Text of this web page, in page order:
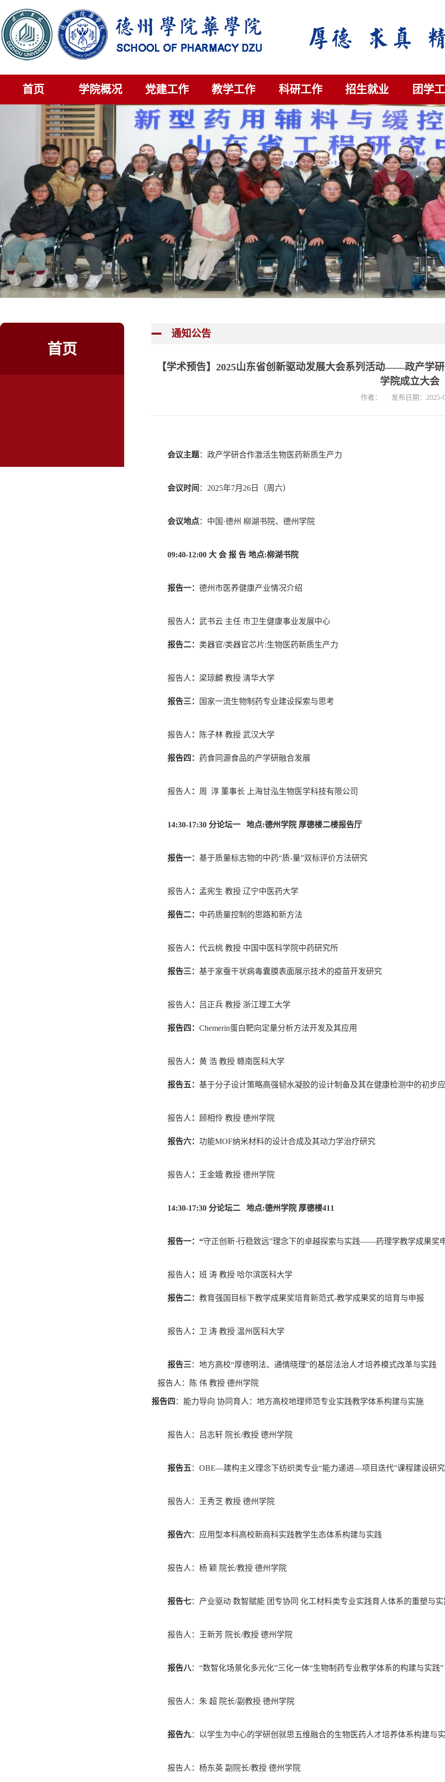
首页 学院概况 党建工作 教学工作 科研工作 招生就业 团学
首页
通知公告
【学术预告】2025山东省创新驱动发展大会系列活动——政产学
学院成立大会
作者： 发布日期：2025-
会议主题：政产学研合作激活生物医药新质生产力
会议时间 ： 2025年7月26日（周六）
会议地点：中国 ·德州 柳湖书院、 德州学院
09:40-12:00 大 会 报 告 地点:柳湖书院
报告一： 德州市医养健康产业情况介绍
报告人 ： 武书云 主任 市卫生健康事业发展中心
报告二： 类器官/类器官芯片:生物医药新质生产力
报告人 ： 梁琼麟 教授 清华大学
报告三： 国家一流生物制药专业建设探索与思考
报告人 ： 陈子林 教授 武汉大学
报告四： 药食同源食品的产学研融合发展
报告人 ： 周 淳 董事长 上海甘泓生物医学科技有限公司
14:30-17:30 分论坛一 地点:德州学院 厚德楼二楼报告厅
报告一： 基于质量标志物的中药“质-量”双标评价方法研究
报告人 ： 孟宪生 教授 辽宁中医药大学
报告二： 中药质量控制的思路和新方法
报告人 ： 代云桃 教授 中国中医科学院中药研究所
报告三： 基于家蚕干状病毒囊膜表面展示技术的疫苗开发研究
报告人 ： 吕正兵 教授 浙江理工大学
报告四： Chemerin蛋白靶向定量分析方法开发及其应用
报告人 ： 黄 浩 教授 赣南医科大学
报告五 ： 基于分子设计策略高强韧水凝胶的设计制备及其在健康检测中的初步
报告人 ： 顾相伶 教授 德州学院
报告六： 功能MOF纳米材料的设计合成及其动力学治疗研究
报告人 ： 王金娥 教授 德州学院
14:30-17:30 分论坛二 地点:德州学院 厚德楼411
报告一： “守正创新·行稳致远”理念下的卓越探索与实践——药理学教学成果奖
报告人 ： 班 涛 教授 哈尔滨医科大学
报告二： 教育强国目标下教学成果奖培育新范式-教学成果奖的培育与申报
报告人 ： 卫 涛 教授 温州医科大学
报告三：地方高校“厚德明法、通情晓理”的基层法治人才培养模式改革与实践
报告人：陈 伟 教授 德州学院
报告四 ：能力导向 协同育人：地方高校地理师范专业实践教学体系构建与实施
报告人：吕志轩 院长/教授 德州学院
报告五 ： OBE—建构主义理念下纺织类专业“能力递进—项目迭代”课程建设研
报告人：王秀芝 教授 德州学院
报告六：应用型本科高校新商科实践教学生态体系构建与实践
报告人：杨 颖 院长/教授 德州学院
报告七：产业驱动 数智赋能 团专协同 化工材料类专业实践育人体系的重塑与实
报告人：王新芳 院长/教授 德州学院
报告八 ： “数智化场景化多元化”三化一体“生物制药专业教学体系的构建与实践”
报告人：朱 超 院长/副教授 德州学院
报告九：以学生为中心的学研创就思五维融合的生物医药人才培养体系构建与
报告人：杨东英 副院长/教授 德州学院